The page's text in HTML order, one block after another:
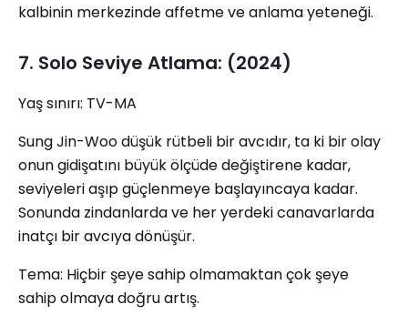
kalbinin merkezinde affetme ve anlama yeteneği.
7. Solo Seviye Atlama: (2024)
Yaş sınırı: TV-MA
Sung Jin-Woo düşük rütbeli bir avcıdır, ta ki bir olay
onun gidişatını büyük ölçüde değiştirene kadar,
seviyeleri aşıp güçlenmeye başlayıncaya kadar.
Sonunda zindanlarda ve her yerdeki canavarlarda
inatçı bir avcıya dönüşür.
Tema: Hiçbir şeye sahip olmamaktan çok şeye
sahip olmaya doğru artış.